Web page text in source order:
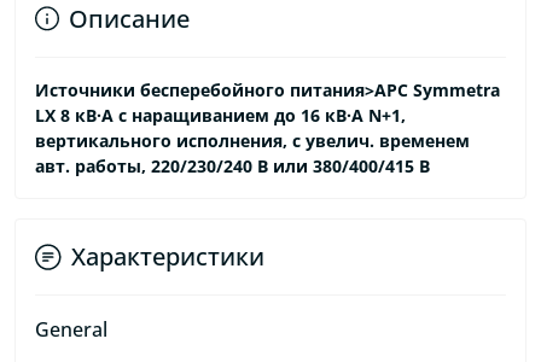
Описание
Источники бесперебойного питания>APC Symmetra
LX 8 кВ·А с наращиванием до 16 кВ·А N+1,
вертикального исполнения, с увелич. временем
авт. работы, 220/230/240 В или 380/400/415 В
Характеристики
General